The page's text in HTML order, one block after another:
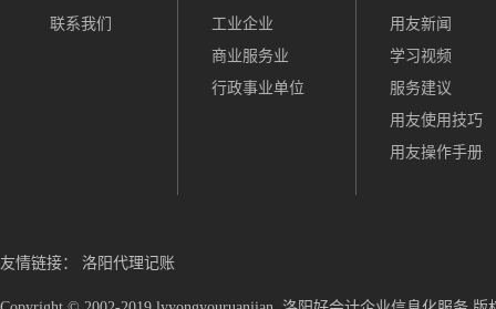
联系我们
工业企业
商业服务业
行政事业单位
用友新闻
学习视频
服务建议
用友使用技巧
用友操作手册
友情链接： 洛阳代理记账